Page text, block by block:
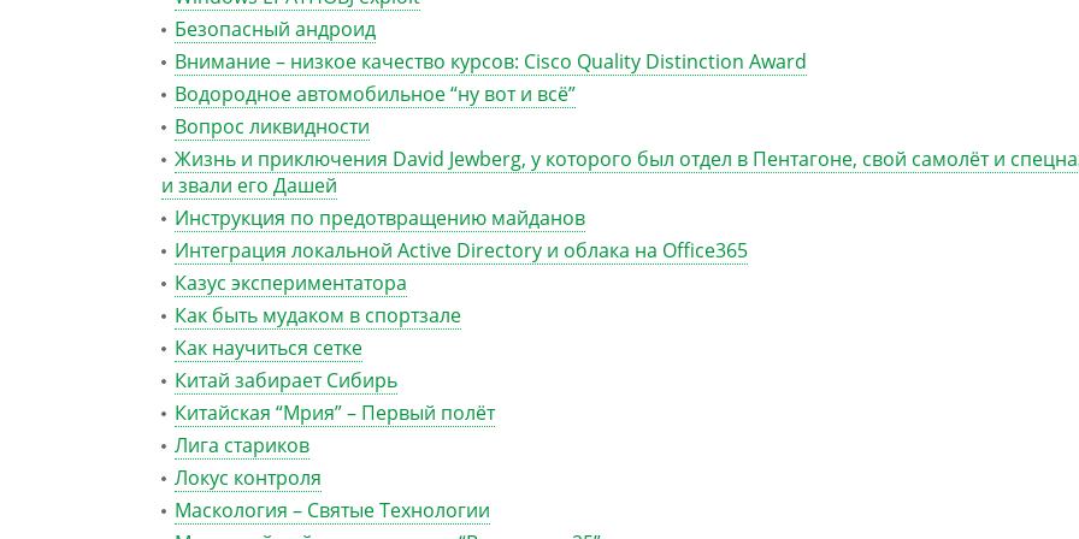
Безопасный андроид
Внимание – низкое качество курсов: Cisco Quality Distinction Award
Водородное автомобильное “ну вот и всё”
Вопрос ликвидности
Жизнь и приключения David Jewberg, у которого был отдел в Пентагоне, свой самолёт и
и звали его Дашей
Инструкция по предотвращению майданов
Интеграция локальной Active Directory и облака на Office365
Казус экспериментатора
Как быть мудаком в спортзале
Как научиться сетке
Китай забирает Сибирь
Китайская “Мрия” – Первый полёт
Лига стариков
Локус контроля
Маскология – Святые Технологии